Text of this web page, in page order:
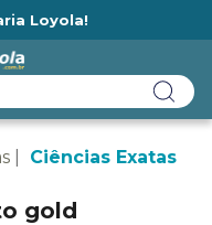
Loyola!
Ciências Exatas
gold